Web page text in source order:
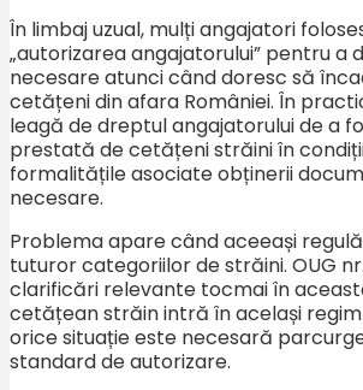
În limbaj uzual, mulți angajatori
„autorizarea angajatorului” pentru a
necesare atunci când doresc să
cetățeni din afara României. În
leagă de dreptul angajatorului de a
prestată de cetățeni străini în
formalitățile asociate obținerii
necesare.
Problema apare când aceeași
tuturor categoriilor de străini. OUG
clarificări relevante tocmai în
cetățean străin intră în același
orice situație este necesară
standard de autorizare.